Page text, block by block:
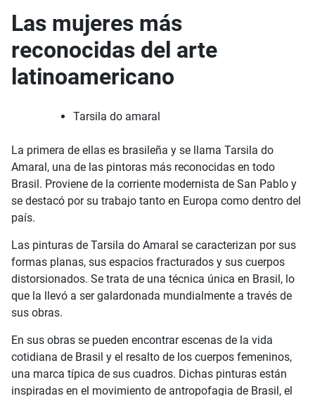
Las mujeres más
reconocidas del arte
latinoamericano
Tarsila do amaral
La primera de ellas es brasileña y se llama Tarsila do
Amaral, una de las pintoras más reconocidas en todo
Brasil. Proviene de la corriente modernista de San Pablo y
se destacó por su trabajo tanto en Europa como dentro del
país.
Las pinturas de Tarsila do Amaral se caracterizan por sus
formas planas, sus espacios fracturados y sus cuerpos
distorsionados. Se trata de una técnica única en Brasil, lo
que la llevó a ser galardonada mundialmente a través de
sus obras.
En sus obras se pueden encontrar escenas de la vida
cotidiana de Brasil y el resalto de los cuerpos femeninos,
una marca típica de sus cuadros. Dichas pinturas están
inspiradas en el movimiento de antropofagia de Brasil, el